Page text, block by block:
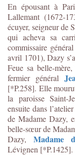
En épousant à
Lallemant (1672-
écuyer, seigneur de
qui acheva sa
commissaire
avril 1701), Dazy
Feue sa belle-
fermier général
[*P.258]. Elle
la paroisse Saint-
ensuite dans
de Madame Dazy,
belle-sœur de
Dazy, Madame
Lévignen [*P.1425].